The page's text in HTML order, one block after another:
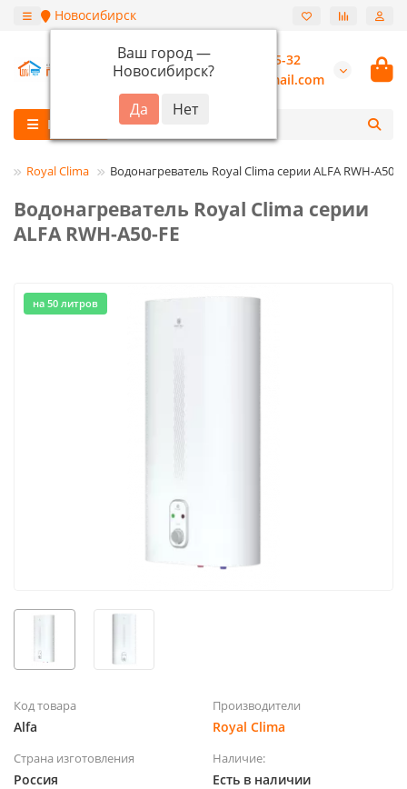
Новосибирск
Ваш город —
Новосибирск?
+7 (913) 987-55-32
burannsk@gmail.com
Каталог
Royal Clima Водонагреватель Royal Clima серии ALFA RWH-A50-
Водонагреватель Royal Clima серии
ALFA RWH-A50-FE
на 50 литров
Код товара
Alfa
Производители
Royal Clima
Страна изготовления
Россия
Наличие:
Есть в наличии